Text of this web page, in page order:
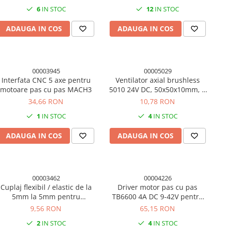
6IN STOC
ADAUGA IN COS
12 IN STOC
ADAUGA IN COS
00003945
Interfata CNC 5 axe pentru
motoare pas cu pas MACH3
34,66 RON
1 IN STOC
ADAUGA IN COS
00005029
Ventilator axial brushless
5010 24V DC, 50x50x10mm, 2
pini
10,78 RON
4IN STOC
ADAUGA IN COS
00003462
Cuplaj flexibil / elastic de la
5mm la 5mm pentru
imprimanta 3D
9,56 RON
2IN STOC
00004226
Driver motor pas cu pas
TB6600 4A DC 9-42V pentru
motoare 42/57, NEMA 17 si
65,15 RON
4IN STOC